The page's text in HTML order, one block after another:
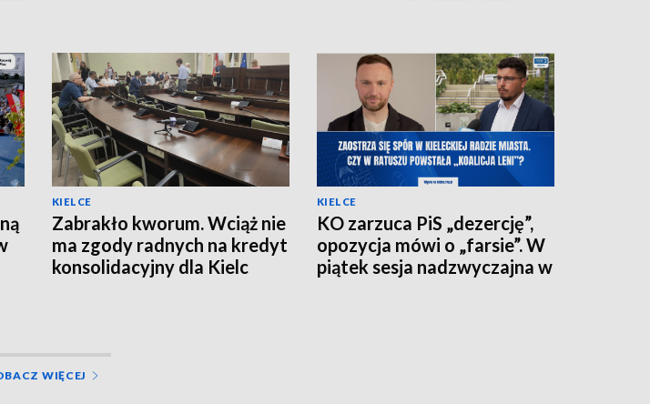
KIELCE
Zabrakło kworum. Wciąż nie
ma zgody radnych na kredyt
konsolidacyjny dla Kielc
KIELCE
KO zarzuca PiS „dezercję”,
opozycja mówi o „farsie”. W
piątek sesja nadzwyczajna w
WIĘCEJ